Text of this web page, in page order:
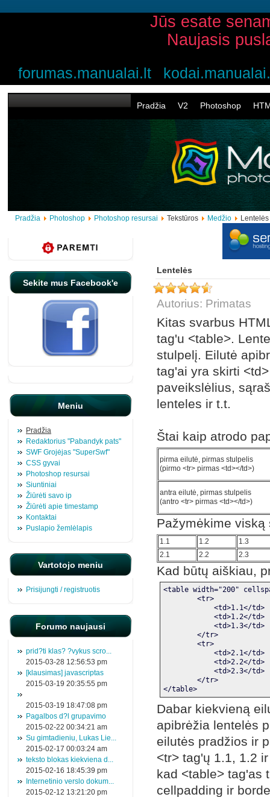
Jūs esate
Naujasis
forumas.manualai.lt
Pradžia V2 Photoshop
Pradžia Photoshop Photoshop resursai Tekstūros Medžio Lentelės
Sekite mus Facebook'e
Meniu
Pradžia
Redaktorius "Pabandyk pats"
SWF Grojėjas "SuperSwf"
CSS gyvai
Photoshop resursai
Siuntiniai
Žiūrėti savo ip
Žiūrėti apie timestamp
Kontaktai
Puslapio žemlėlapis
Vartotojo meniu
Prisijungti / registruotis
Forumo naujausi
prid?ti klas? ?vykus scro...
2015-03-28 12:56:53 pm
[klausimas] javascriptas
2015-03-19 20:35:55 pm
2015-03-19 18:47:08 pm
Pagalbos d?l grupavimo
2015-02-22 00:34:21 am
Su gimtadieniu, Lukas Lie...
2015-02-17 00:03:24 am
teksto blokas kiekviena d...
2015-02-16 18:45:39 pm
Internetinio verslo dokum...
2015-02-12 13:21:20 pm
Lentelės
Autorius: Primatas
Kitas svarbus
tag'u <table>.
stulpelį. Eilutė
tag'ai yra skirti
paveikslėlius,
lenteles ir t.t.
Štai kaip atrodo
pirma eilutė, pirmas stulpelis
(pirmo <tr> pirmas <td></td>)
antra eilutė, pirmas stulpelis
(antro <tr> pirmas <td></td>)
Pažymėkime viską
1.1 1.2
1.3
2.1
2.2 2.3
Kad būtų aiškiau,
<table width="200"
        <tr>
            <td>1.1</td>
            <td>1.2</td>
            <td>1.3</td>
        </tr>
        <tr>
            <td>2.1</td>
            <td>2.2</td>
            <td>2.3</td>
        </tr>
</table>
Dabar kiekvieną
apibrėžia lentelės
eilutės pradžios ir
<tr> tag'ų 1.1, 1.2
kad <table> tag'as
cellpadding ir